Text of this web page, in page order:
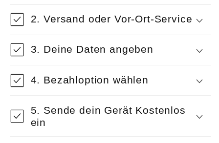
2. Versand oder Vor-Ort-Service
3. Deine Daten angeben
4. Bezahloption wählen
5. Sende dein Gerät Kostenlos
ein